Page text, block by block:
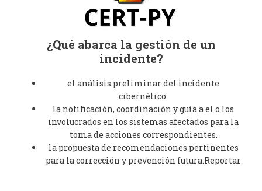
¿Qué abarca la gestión de un
incidente?
el análisis preliminar del incidente
cibernético.
la notificación, coordinación y guía a el o los
involucrados en los sistemas afectados para la
toma de acciones correspondientes.
la propuesta de recomendaciones pertinentes
para la corrección y prevención futura.Reportar